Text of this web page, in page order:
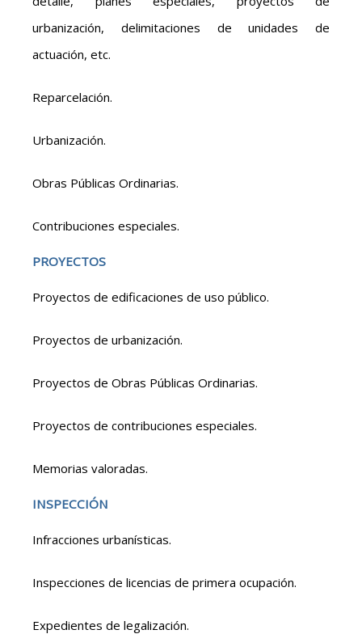
urbanización, delimitaciones de unidades de
actuación, etc.
Reparcelación.
Urbanización.
Obras Públicas Ordinarias.
Contribuciones especiales.
PROYECTOS
Proyectos de edificaciones de uso público.
Proyectos de urbanización.
Proyectos de Obras Públicas Ordinarias.
Proyectos de contribuciones especiales.
Memorias valoradas.
INSPECCIÓN
Infracciones urbanísticas.
Inspecciones de licencias de primera ocupación.
Expedientes de legalización.